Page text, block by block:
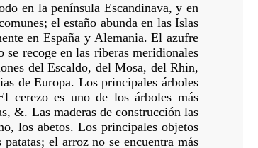
en la península Escandinava, y en
el estaño abunda en las Islas
en España y Alemania. El azufre
recoge en las riberas meridionales
del Escaldo, del Mosa, del Rhin,
de Europa. Los principales árboles
cerezo es uno de los árboles más
&. Las maderas de construcción las
los abetos. Los principales objetos
el arroz no se encuentra más